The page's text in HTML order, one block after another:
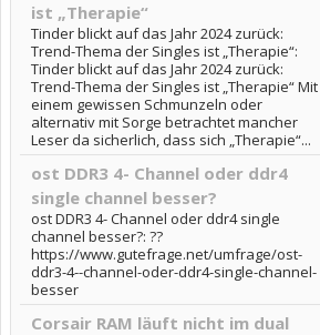
ist „Therapie“
Tinder blickt auf das Jahr 2024 zurück:
Trend-Thema der Singles ist „Therapie“:
Tinder blickt auf das Jahr 2024 zurück:
Trend-Thema der Singles ist „Therapie“ Mit
einem gewissen Schmunzeln oder
alternativ mit Sorge betrachtet mancher
Leser da sicherlich, dass sich „Therapie“...
ost DDR3 4- Channel oder ddr4
single channel besser?
ost DDR3 4- Channel oder ddr4 single
channel besser?: ??
https://www.gutefrage.net/umfrage/ost-
ddr3-4--channel-oder-ddr4-single-channel-
besser
Corsair RAM läuft nicht im dual